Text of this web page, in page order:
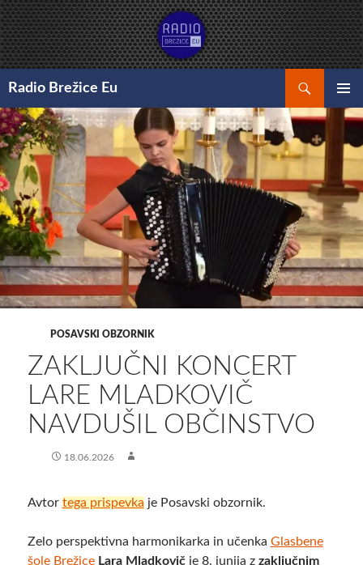
Preskoči
na
vsebino
Radio Brežice Eu
GLAVNI
MENI
POSAVSKI OBZORNIK
ZAKLJUČNI KONCERT
LARE MLADKOVIČ
NAVDUŠIL OBČINSTVO
18.06.2026
Avtor tega prispevka je Posavski obzornik.
Zelo perspektivna harmonikarka in učenka Glasbene
šole Brežice Lara Mladkovičje 8. junija z zaključnim